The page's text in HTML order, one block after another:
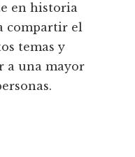
en historia
compartir el
temas y
a una mayor